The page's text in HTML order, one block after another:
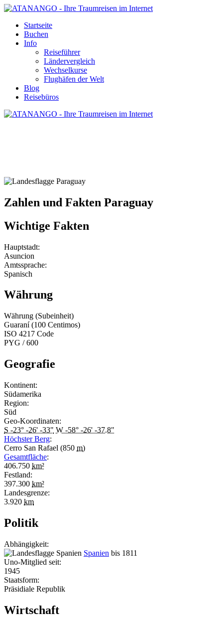
Startseite
Buchen
Info
Reiseführer
Ländervergleich
Wechselkurse
Flughäfen der Welt
Blog
Reisebüros
Zahlen und Fakten Paraguay
Wichtige Fakten
Hauptstadt:
Asuncion
Amtssprache:
Spanisch
Währung
Währung (Subeinheit)
Guaraní (100 Centimos)
ISO 4217 Code
PYG / 600
Geografie
Kontinent:
Südamerika
Region:
Süd
Geo-Koordinaten:
S -23° -26' -33" W -58° -26' -37.8"
Höchster Berg:
Cerro San Rafael (850 m)
Gesamtfläche:
406.750 km²
Festland:
397.300 km²
Landesgrenze:
3.920 km
Politik
Abhängigkeit:
Spanien bis 1811
Uno-Mitglied seit:
1945
Staatsform:
Präsidiale Republik
Wirtschaft